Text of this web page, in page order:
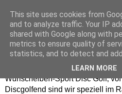
Enjoy Disc
your Putterfly
Auf putterfly.at dreht sich alles um
Wurfscheiben-Sport Disc Golf,
Discgolfend sind wir speziell im
This site uses cookies from
and to analyze traffic. Your IP
shared with Google along with
metrics to ensure quality of
statistics, and to detect and
LEARN MORE